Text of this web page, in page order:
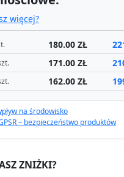
więcej?
180.00 ZŁ
171.00 ZŁ
162.00 ZŁ
na środowisko
– bezpieczeństwo produktów
ZNIŻKI?